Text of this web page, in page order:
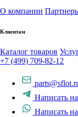
О компании
Клиентам
Каталог товаров
+7 (499) 709-82-12
Написать
Написать